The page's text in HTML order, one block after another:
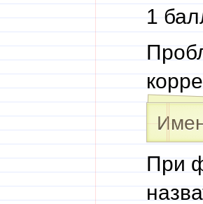
1
При